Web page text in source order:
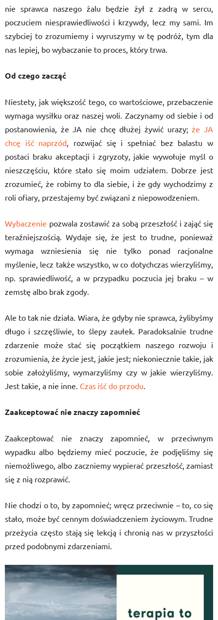
nie sprawca naszego żalu będzie żył z zadrą w sercu,
poczuciem niesprawiedliwości i krzywdy, lecz my sami. Im
szybciej to zrozumiemy i wyruszymy w tę podróż, tym dla
nas lepiej, bo wybaczanie to proces, który trwa.
Od czego zacząć
Niestety, jak większość tego, co wartościowe, przebaczenie
wymaga wysiłku oraz naszej woli. Zaczynamy od siebie i od
postanowienia, że JA nie chcę dłużej żywić urazy;że JA
chcę iść naprzód, rozwijać się i spełniać bez balastu w
postaci braku akceptacji i zgryzoty, jakie wywołuje myśl o
nieszczęściu, które stało się moim udziałem. Dobrze jest
zrozumieć, że robimy to dla siebie, i że gdy wychodzimy z
roli ofiary, przestajemy być związani z niepowodzeniem.
Wybaczenie pozwala zostawić za sobą przeszłość i zająć się
teraźniejszością. Wydaje się, że jest to trudne, ponieważ
wymaga wzniesienia się nie tylko ponad racjonalne
myślenie, lecz także wszystko, w co dotychczas wierzyliśmy,
np. sprawiedliwość, a w przypadku poczucia jej braku – w
zemstę albo brak zgody.
Ale to tak nie działa. Wiara, że gdyby nie sprawca, żylibyśmy
długo i szczęśliwie, to ślepy zaułek. Paradoksalnie trudne
zdarzenie może stać się początkiem naszego rozwoju i
zrozumienia, że życie jest, jakie jest; niekoniecznie takie, jak
sobie założyliśmy, wymarzyliśmy czy w jakie wierzyliśmy.
Jest takie, a nie inne. Czas iść do przodu.
Zaakceptować nie znaczy zapomnieć
Zaakceptować nie znaczy zapomnieć, w przeciwnym
wypadku albo będziemy mieć poczucie, że podjęliśmy się
niemożliwego, albo zaczniemy wypierać przeszłość, zamiast
się z nią rozprawić.
Nie chodzi o to, by zapomnieć; wręcz przeciwnie – to, co się
stało, może być cennym doświadczeniem życiowym. Trudne
przeżycia często stają się lekcją i chronią nas w przyszłości
przed podobnymi zdarzeniami.